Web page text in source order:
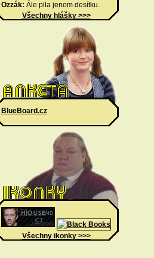
Ozzák: Ále pila jenom desítku.
Všechny hlášky >>>
BlueBoard.cz
Všechny ikonky >>>